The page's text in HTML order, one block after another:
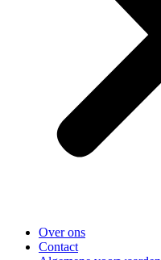
Over ons
Contact